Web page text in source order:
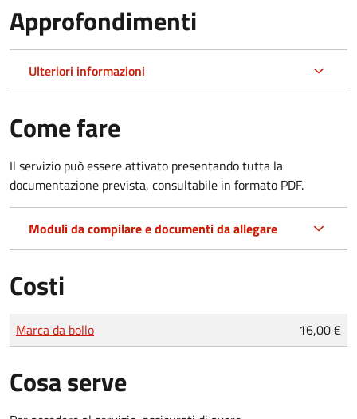
Approfondimenti
Ulteriori informazioni
Come fare
Il servizio può essere attivato presentando tutta la
documentazione prevista, consultabile in formato PDF.
Moduli da compilare e documenti da allegare
Costi
Tipo di pagamento
Importo
Marca da bollo 16,00 €
Cosa serve